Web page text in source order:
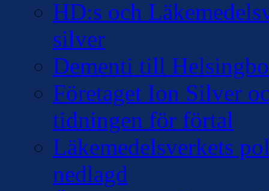
HD:s och
silver
Dementi till
Företaget Ion Silver
tidningen för förtal
Läkemedelsverkets
nedlagd